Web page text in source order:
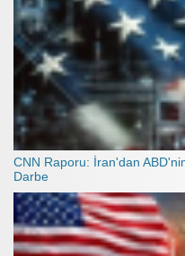
CNN Raporu: İran'dan
Darbe